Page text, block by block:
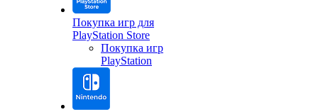
Покупка игр для
PlayStation Store
Покупка игр
PlayStation